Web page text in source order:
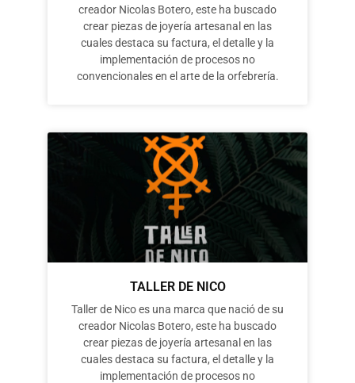
creador Nicolas Botero, este ha buscado
crear piezas de joyería artesanal en las
cuales destaca su factura, el detalle y la
implementación de procesos no
convencionales en el arte de la orfebrería.
TALLER DE NICO
Taller de Nico es una marca que nació de su
creador Nicolas Botero, este ha buscado
crear piezas de joyería artesanal en las
cuales destaca su factura, el detalle y la
implementación de procesos no